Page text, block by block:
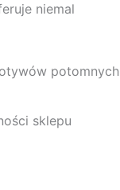
niemal
potomnych
sklepu